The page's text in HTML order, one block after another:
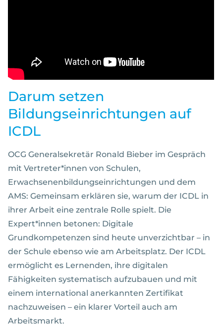
Darum setzen
Bildungseinrichtungen auf
ICDL
OCG Generalsekretär Ronald Bieber im Gespräch
mit Vertreter*innen von Schulen,
Erwachsenenbildungseinrichtungen und dem
AMS: Gemeinsam erklären sie, warum der ICDL in
ihrer Arbeit eine zentrale Rolle spielt. Die
Expert*innen betonen: Digitale
Grundkompetenzen sind heute unverzichtbar – in
der Schule ebenso wie am Arbeitsplatz. Der ICDL
ermöglicht es Lernenden, ihre digitalen
Fähigkeiten systematisch aufzubauen und mit
einem international anerkannten Zertifikat
nachzuweisen – ein klarer Vorteil auch am
Arbeitsmarkt.